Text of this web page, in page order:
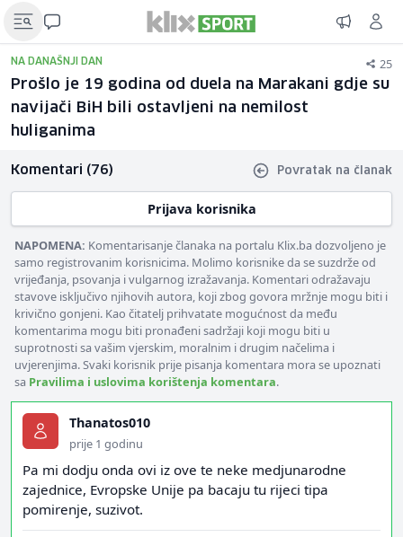
NA DANAŠNJI DAN 25
Prošlo je 19 godina od duela na Marakani gdje su
navijači BiH bili ostavljeni na nemilost
huliganima
Komentari (76) Povratak na članak
Prijava korisnika
NAPOMENA: Komentarisanje članaka na portalu Klix.ba dozvoljeno je
samo registrovanim korisnicima. Molimo korisnike da se suzdrže od
vrijeđanja, psovanja i vulgarnog izražavanja. Komentari odražavaju
stavove isključivo njihovih autora, koji zbog govora mržnje mogu biti i
krivično gonjeni. Kao čitatelj prihvatate mogućnost da među
komentarima mogu biti pronađeni sadržaji koji mogu biti u
suprotnosti sa vašim vjerskim, moralnim i drugim načelima i
uvjerenjima. Svaki korisnik prije pisanja komentara mora se upoznati
sa Pravilima i uslovima korištenja komentara.
Thanatos010
prije 1 godinu
Pa mi dodju onda ovi iz ove te neke medjunarodne
zajednice, Evropske Unije pa bacaju tu rijeci tipa
pomirenje, suzivot.